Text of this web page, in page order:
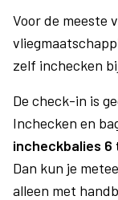
Voor de meeste
zelf inchecken
De check-in is
Inchecken en
incheckbalies 6
Dan kun je
alleen met